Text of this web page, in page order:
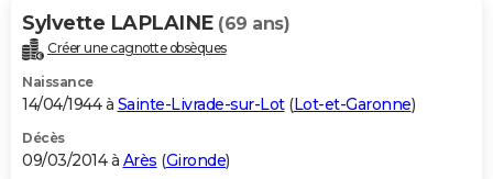
Sylvette LAPLAINE (69 ans)
Créer une cagnotte obsèques
Naissance
14/04/1944 à Sainte-Livrade-sur-Lot(Lot-et-Garonne)
Décès
09/03/2014 à Arès (Gironde)